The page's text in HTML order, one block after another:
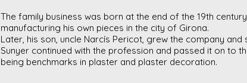
The family business was born at the end of the 19th
manufacturing his own pieces in the city of Girona.
Later, his son, uncle Narcís Pericot, grew the company
Sunyer continued with the profession and passed it on to
being benchmarks in plaster and plaster decoration.